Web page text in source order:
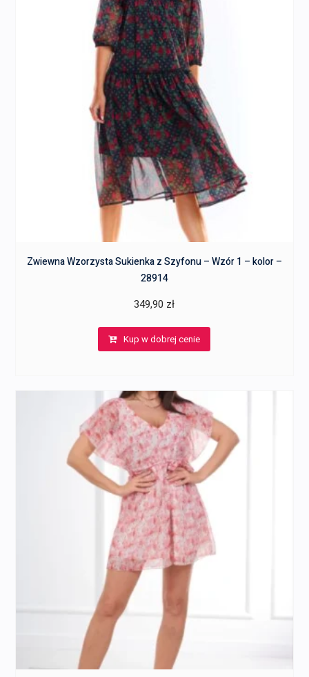
Zwiewna Wzorzysta Sukienka z Szyfonu – Wzór 1 – kolor –
28914
349,90 zł
Kup w dobrej cenie